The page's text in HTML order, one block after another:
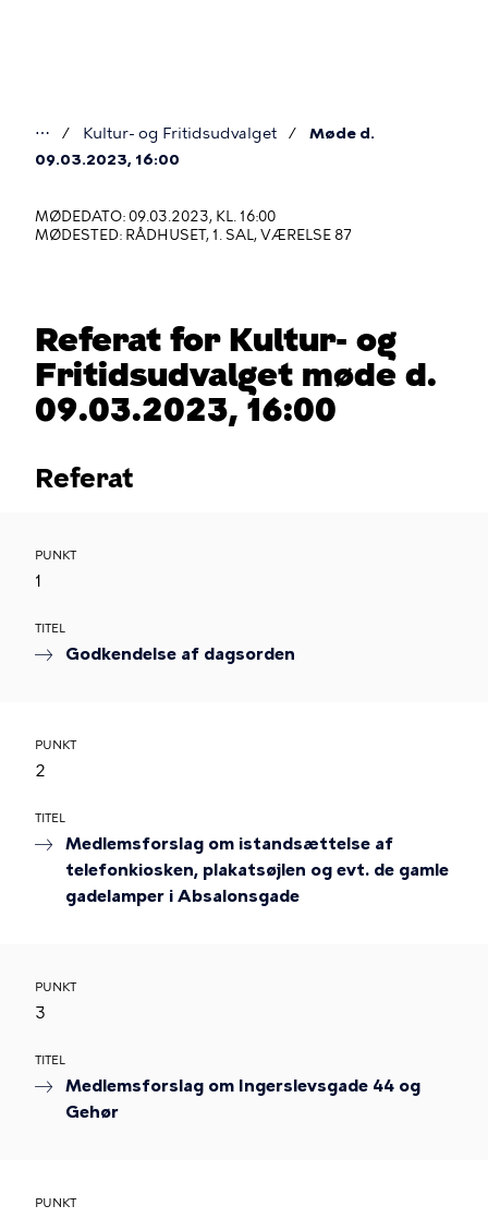
Du
her
⋯ Kultur- og Fritidsudvalget
Møde d.
09.03.2023, 16:00
MØDEDATO: 09.03.2023, KL. 16:00
MØDESTED: RÅDHUSET, 1. SAL, VÆRELSE 87
Referat for Kultur- og
Fritidsudvalget møde d.
09.03.2023, 16:00
Referat
PUNKT
1
TITEL
Godkendelse af dagsorden
PUNKT
2
TITEL
Medlemsforslag om istandsættelse af
telefonkiosken, plakatsøjlen og evt. de gamle
gadelamper i Absalonsgade
PUNKT
3
TITEL
Medlemsforslag om Ingerslevsgade 44 og
Gehør
PUNKT